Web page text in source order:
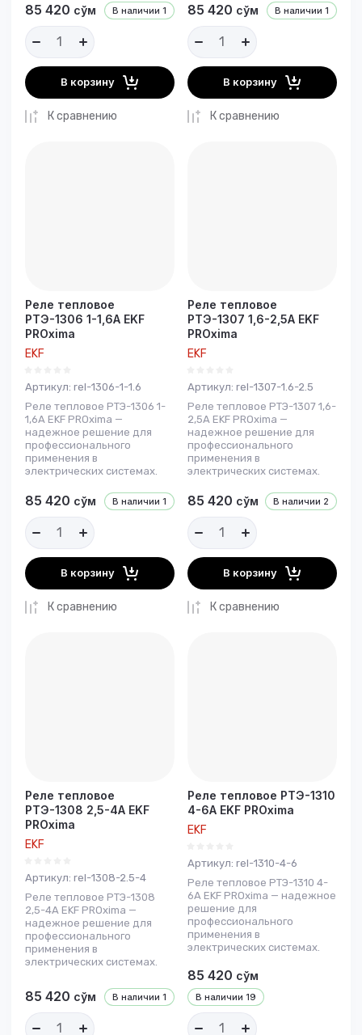
В наличии 1
85 420 сўм
В корзину
К сравнению
В наличии 1
85 420 сўм
В корзину
К сравнению
Реле тепловое
РТЭ-1306 1-1,6А EKF
PROxima
EKF
Артикул: rel-1306-1-1.6
Реле тепловое РТЭ-1306 1-
1,6А EKF PROxima —
надежное решение для
профессионального
применения в
электрических системах.
В наличии 1
85 420 сўм
В корзину
К сравнению
Реле тепловое
РТЭ-1307 1,6-2,5А EKF
PROxima
EKF
Артикул: rel-1307-1.6-2.5
Реле тепловое РТЭ-1307 1,6-
2,5А EKF PROxima —
надежное решение для
профессионального
применения в
электрических системах.
В наличии 2
85 420 сўм
В корзину
К сравнению
Реле тепловое
РТЭ-1308 2,5-4А EKF
PROxima
EKF
Артикул: rel-1308-2.5-4
Реле тепловое РТЭ-1308
2,5-4А EKF PROxima —
надежное решение для
профессионального
применения в
электрических системах.
В наличии 1
85 420 сўм
Реле тепловое РТЭ-1310
4-6А EKF PROxima
EKF
Артикул: rel-1310-4-6
Реле тепловое РТЭ-1310 4-
6А EKF PROxima — надежное
решение для
профессионального
применения в
электрических системах.
В наличии 19
85 420 сўм